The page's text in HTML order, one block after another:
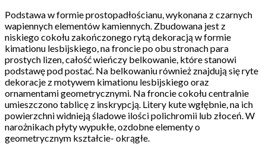
Podstawa w formie prostopadłościanu, wykonana z czarnych
wapiennych elementów kamiennych. Zbudowana jest z
niskiego cokołu zakończonego rytą dekoracją w formie
kimationu lesbijskiego, na froncie po obu stronach para
prostych lizen, całość wieńczy belkowanie, które stanowi
podstawę pod postać. Na belkowaniu również znajdują się ryte
dekoracje z motywem kimationu lesbijskiego oraz
ornamentami geometrycznymi. Na froncie cokołu centralnie
umieszczono tablicę z inskrypcją. Litery kute wgłębnie, na ich
powierzchni widnieją śladowe ilości polichromii lub złoceń. W
narożnikach płyty wypukłe, ozdobne elementy o
geometrycznym kształcie- okrągłe.